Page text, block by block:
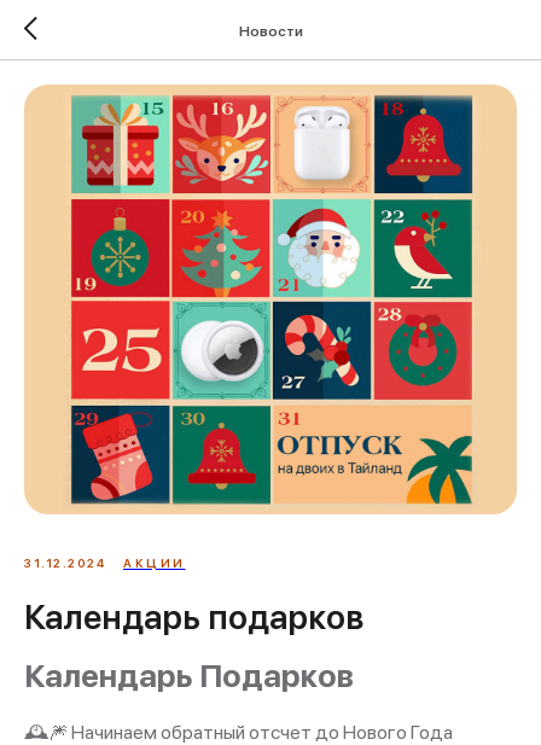
Новости
31.12.2024 АКЦИИ
Календарь подарков
Календарь Подарков
🕰️🎆 Начинаем обратный отсчет до Нового Года